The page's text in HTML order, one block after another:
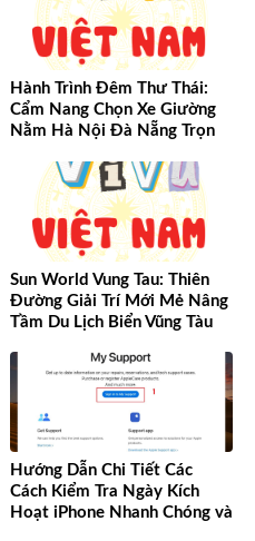
Hành Trình Đêm Thư Thái:
Cẩm Nang Chọn Xe Giường
Nằm Hà Nội Đà Nẵng Trọn
Sun World Vung Tau: Thiên
Đường Giải Trí Mới Mẻ Nâng
Tầm Du Lịch Biển Vũng Tàu
Hướng Dẫn Chi Tiết Các
Cách Kiểm Tra Ngày Kích
Hoạt iPhone Nhanh Chóng và